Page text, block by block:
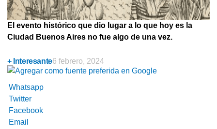
El evento histórico que dio lugar a lo que hoy es la
Ciudad Buenos Aires no fue algo de una vez.
+ Interesante6 febrero, 2024
Whatsapp
Twitter
Facebook
Email